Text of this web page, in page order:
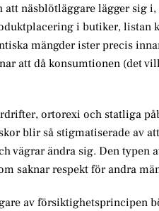
näsblötläggare lägger sig i,
i butiker, listan
mängder ister precis
att då konsumtionen (det
ortorexi och statliga
blir så stigmatiserade av
vägrar ändra sig. Den typen
saknar respekt för andra
av försiktighetsprincipen